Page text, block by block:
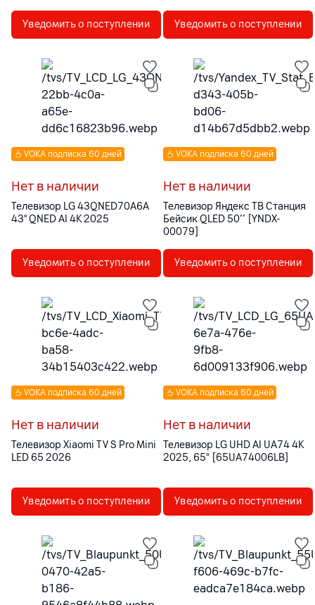
Уведомить о поступлении Уведомить о поступлении
VOKA подписка 60 дней
Нет в наличии
Телевизор LG 43QNED70A6A
43'' QNED AI 4K 2025
Уведомить о поступлении
VOKA подписка 60 дней
Нет в наличии
Телевизор Яндекс ТВ Станция
Бейсик QLED 50’’ [YNDX-
00079]
Уведомить о поступлении
VOKA подписка 60 дней
Нет в наличии
Телевизор Xiaomi TV S Pro Mini
LED 65 2026
Уведомить о поступлении
VOKA подписка 60 дней
Нет в наличии
Телевизор LG UHD AI UA74 4K
2025, 65" [65UA74006LB]
Уведомить о поступлении